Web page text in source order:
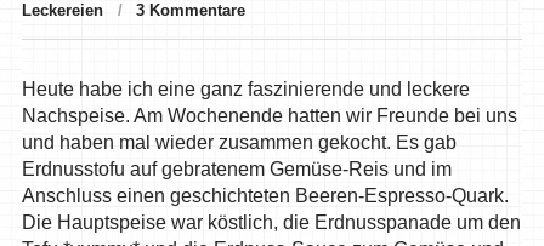
Leckereien
3 Kommentare
Heute habe ich eine ganz faszinierende und leckere
Nachspeise. Am Wochenende hatten wir Freunde bei uns
und haben mal wieder zusammen gekocht. Es gab
Erdnusstofu auf gebratenem Gemüse-Reis und im
Anschluss einen geschichteten Beeren-Espresso-Quark.
Die Hauptspeise war köstlich, die Erdnusspanade um den